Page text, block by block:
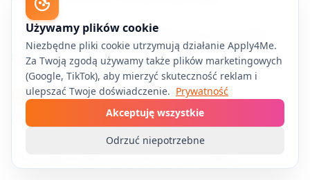
- Rób notatki pod rekrutację: nie „co to jest”,
tylko „jak użyłem i po co”.
Mini‑deliverable:1 strona „ściągi”
(Notion/Google Doc):
- 10 pojęć z definicją w Twoich słowach,
Używamy plików cookie
Niezbędne pliki cookie utrzymują działanie Apply4Me.
Za Twoją zgodą używamy także plików marketingowych
(Google, TikTok), aby mierzyć skuteczność reklam i
ulepszać Twoje doświadczenie. Prywatność
Odrzuć niepotrzebne
Akceptuję wszystkie